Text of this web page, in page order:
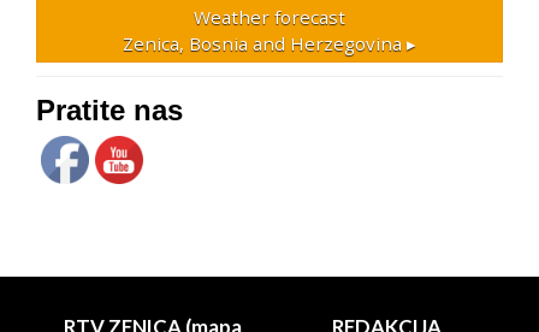
Weather forecast
Zenica, Bosnia and Herzegovina ▸
Pratite nas
RTV ZENICA (mapa REDAKCIJA